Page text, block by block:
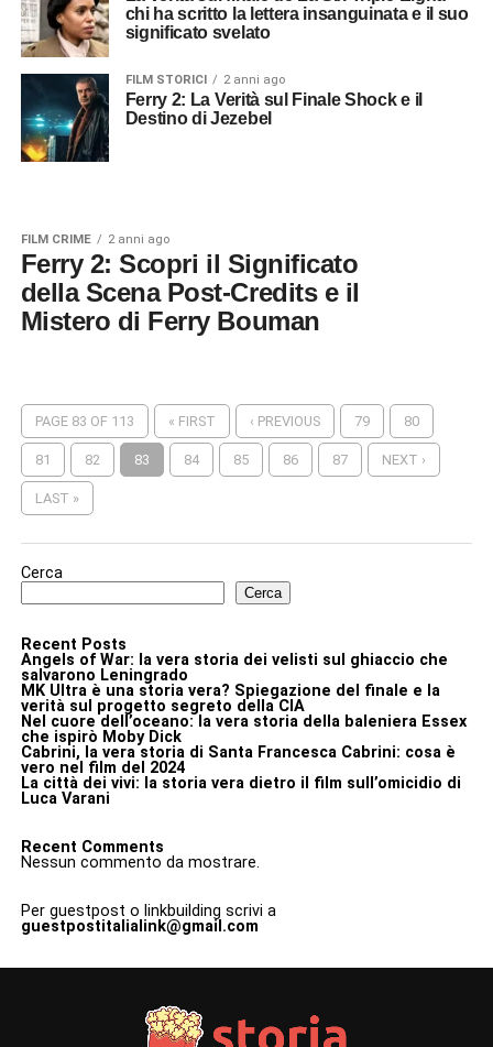
chi ha scritto la lettera insanguinata e il suo
significato svelato
FILM STORICI 2 anni ago
Ferry 2: La Verità sul Finale Shock e il
Destino di Jezebel
FILM CRIME 2 anni ago
Ferry 2: Scopri il Significato
della Scena Post-Credits e il
Mistero di Ferry Bouman
PAGE 83 OF 113 « FIRST ‹ PREVIOUS 79 80
81 82 83 84 85 86 87 NEXT ›
LAST »
Cerca
Cerca
Recent Posts
Angels of War: la vera storia dei velisti sul ghiaccio che
salvarono Leningrado
MK Ultra è una storia vera? Spiegazione del finale e la
verità sul progetto segreto della CIA
Nel cuore dell’oceano: la vera storia della baleniera Essex
che ispirò Moby Dick
Cabrini, la vera storia di Santa Francesca Cabrini: cosa è
vero nel film del 2024
La città dei vivi: la storia vera dietro il film sull’omicidio di
Luca Varani
Recent Comments
Nessun commento da mostrare.
Per guestpost o linkbuilding scrivi a
guestpostitalialink@gmail.com